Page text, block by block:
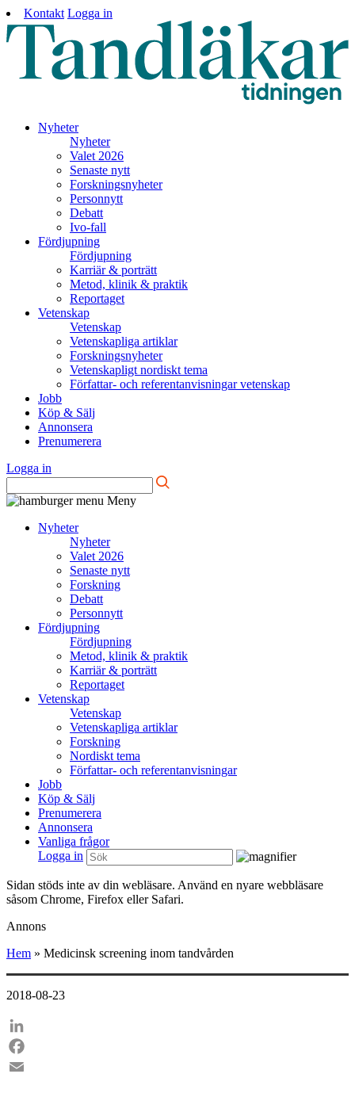
Kontakt Logga in
Nyheter
Nyheter
Valet 2026
Senaste nytt
Forskningsnyheter
Personnytt
Debatt
Ivo-fall
Fördjupning
Fördjupning
Karriär & porträtt
Metod, klinik & praktik
Reportaget
Vetenskap
Vetenskap
Vetenskapliga artiklar
Forskningsnyheter
Vetenskapligt nordiskt tema
Författar- och referentanvisningar vetenskap
Jobb
Köp & Sälj
Annonsera
Prenumerera
Logga in
Meny
Nyheter
Nyheter
Valet 2026
Senaste nytt
Forskning
Debatt
Personnytt
Fördjupning
Fördjupning
Metod, klinik & praktik
Karriär & porträtt
Reportaget
Vetenskap
Vetenskap
Vetenskapliga artiklar
Forskning
Nordiskt tema
Författar- och referentanvisningar
Jobb
Köp & Sälj
Prenumerera
Annonsera
Vanliga frågor
Logga in
Sidan stöds inte av din webläsare. Använd en nyare webbläsare
såsom Chrome, Firefox eller Safari.
Annons
Hem » Medicinsk screening inom tandvården
2018-08-23
LinkedIn
Facebook